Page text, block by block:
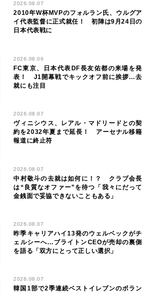
2026.08.07
2010年W杯MVPのフォルラン氏、ウルグア
イ代表監督に正式就任！ 初陣は9月24日の
日本代表戦に
2026.08.06
FC東京、日本代表DF長友佑都の来場を発
表！ J1開幕戦でキックオフ前に挨拶…去
就にも注目
2026.08.07
ヴィニシウス、レアル・マドリードとの契
約を2032年夏まで延長！ アーセナル移籍
報道に終止符
2026.08.07
中村敬斗の去就は如何に！？ クラブ会長
は“良質なオファー”を待つ「我々にだって
金銭面で妥協できないこともある」
2026.08.07
昨季キャリアハイ13発のウェルベックがチ
ェルシーへ…ブライトンCEOが売却の裏側
を語る「双方にとって正しい選択」
2026.08.07
韓国1部で2季連続ベストイレブンのボラン